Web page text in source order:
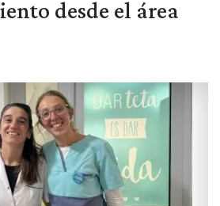
desde el área